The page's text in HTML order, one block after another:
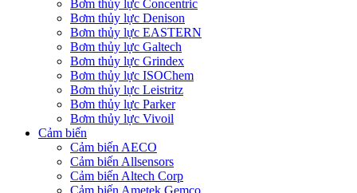
Bơm thủy lực Concentric
Bơm thủy lực Denison
Bơm thủy lực EASTERN
Bơm thủy lực Galtech
Bơm thủy lực Grindex
Bơm thủy lực ISOChem
Bơm thủy lực Leistritz
Bơm thủy lực Parker
Bơm thủy lực Vivoil
Cảm biến
Cảm biến AECO
Cảm biến Allsensors
Cảm biến Altech Corp
Cảm biến Ametek Gemco